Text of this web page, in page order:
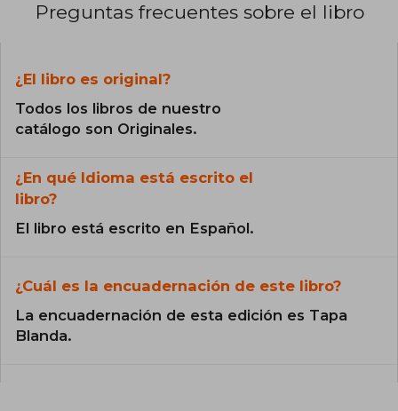
Preguntas frecuentes sobre el libro
¿El libro es original?
Todos los libros de nuestro
catálogo son Originales.
¿En qué Idioma está escrito el
libro?
El libro está escrito en Español.
¿Cuál es la encuadernación de este libro?
La encuadernación de esta edición es Tapa
Blanda.